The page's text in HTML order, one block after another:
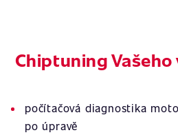
Chiptuning
počítačová diagnostika
po úpravě